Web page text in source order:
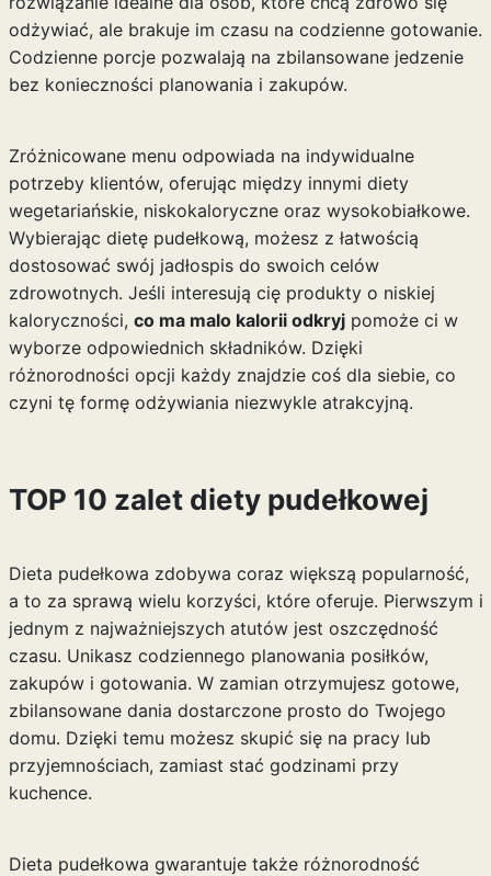
odżywiać, ale brakuje im czasu na codzienne gotowanie.
Codzienne porcje pozwalają na zbilansowane jedzenie
bez konieczności planowania i zakupów.
Zróżnicowane menu odpowiada na indywidualne
potrzeby klientów, oferując między innymi diety
wegetariańskie, niskokaloryczne oraz wysokobiałkowe.
Wybierając dietę pudełkową, możesz z łatwością
dostosować swój jadłospis do swoich celów
zdrowotnych. Jeśli interesują cię produkty o niskiej
kaloryczności, co ma malo kalorii odkryjpomoże ci w
wyborze odpowiednich składników. Dzięki
różnorodności opcji każdy znajdzie coś dla siebie, co
czyni tę formę odżywiania niezwykle atrakcyjną.
TOP 10 zalet diety pudełkowej
Dieta pudełkowa zdobywa coraz większą popularność,
a to za sprawą wielu korzyści, które oferuje. Pierwszym i
jednym z najważniejszych atutów jest oszczędność
czasu. Unikasz codziennego planowania posiłków,
zakupów i gotowania. W zamian otrzymujesz gotowe,
zbilansowane dania dostarczone prosto do Twojego
domu. Dzięki temu możesz skupić się na pracy lub
przyjemnościach, zamiast stać godzinami przy
kuchence.
Dieta pudełkowa gwarantuje także różnorodność